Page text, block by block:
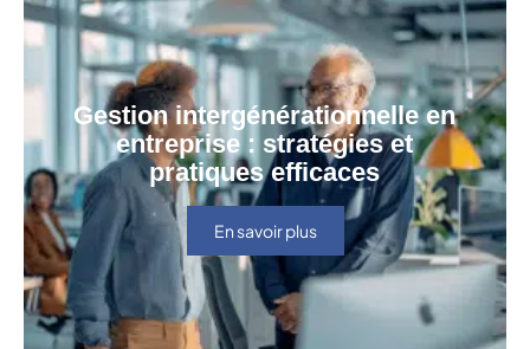
Gestion intergénérationnelle en
entreprise : stratégies et
pratiques efficaces
En savoir plus